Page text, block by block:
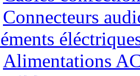
Connecteurs
Alimentations